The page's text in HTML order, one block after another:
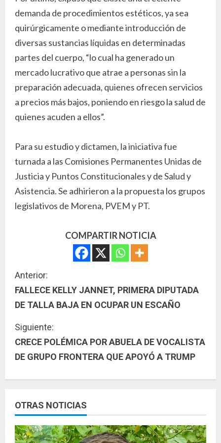
demanda de procedimientos estéticos, ya sea
quirúrgicamente o mediante introducción de
diversas sustancias líquidas en determinadas
partes del cuerpo, “lo cual ha generado un
mercado lucrativo que atrae a personas sin la
preparación adecuada, quienes ofrecen servicios
a precios más bajos, poniendo en riesgo la salud de
quienes acuden a ellos”.
Para su estudio y dictamen, la iniciativa fue
turnada a las Comisiones Permanentes Unidas de
Justicia y Puntos Constitucionales y de Salud y
Asistencia. Se adhirieron a la propuesta los grupos
legislativos de Morena, PVEM y PT.
COMPARTIR NOTICIA
S
i
u
e
l
e
y
Anterior:
FALLECE KELLY JANNET, PRIMERA DIPUTADA
DE TALLA BAJA EN OCUPAR UN ESCAÑO
Siguiente:
CRECE POLÉMICA POR ABUELA DE VOCALISTA
DE GRUPO FRONTERA QUE APOYÓ A TRUMP
OTRAS NOTICIAS